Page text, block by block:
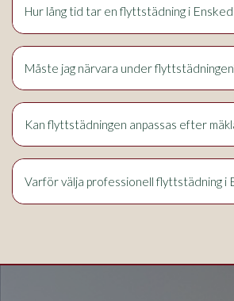
Hur lång tid tar en flyttstädning i
Måste jag närvara under
Kan flyttstädningen anpassas efter
Varför välja professionell flyttstädning i